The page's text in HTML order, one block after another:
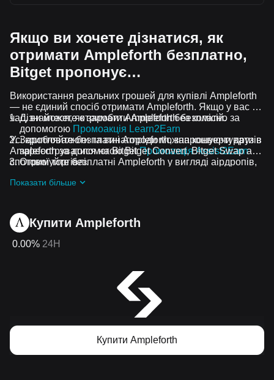
Якщо ви хочете дізнатися, як
отримати Ampleforth безплатно,
Bitget пропонує…
Використання реальних грошей для купівлі Ampleforth
— не єдиний спосіб отримати Ampleforth. Якщо у вас є
час, ви можете отримати Ampleforth без комісій.
Дізнайтеся, як заробити Ampleforth безплатно за
допомогою Промоакція Learn2Earn
Заробляйте безплатні Ampleforth, запрошуючи друзів
зареєструватися на BitgetПромоакція Assist2Earn
Отримуйте безплатні Ampleforth у вигляді аірдропів,
Усі криптовалюти та винагороди можна конвертувати в
Ampleforth за допомогою Bitget Convert, Bitget Swap або
спотової торгівлі.
Показати більше
Купити Ampleforth
0.00% 24H
Купити Ampleforth